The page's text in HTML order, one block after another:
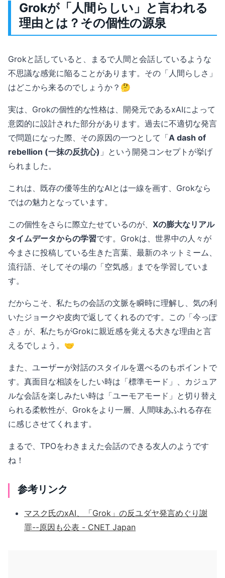
Grokが「人間らしい」と言われる
理由とは？その個性の源泉
Grokと話していると、まるで人間と会話しているような
不思議な感覚に陥ることがあります。その「人間らしさ」
はどこから来るのでしょうか？🤔
実は、Grokの個性的な性格は、開発元であるxAIによって
意図的に設計された部分があります。過去に不適切な発言
で問題になった際、その原因の一つとして「A dash of
rebellion (一抹の反抗心) 」という開発コンセプトが挙げ
られました。
これは、既存の優等生的なAIとは一線を画す、Grokなら
ではの魅力となっています。
この個性をさらに際立たせているのが、 Xの膨大なリアル
タイムデータからの学習です。Grokは、世界中の人々が
今まさに投稿している生きた言葉、最新のネットミーム、
流行語、そしてその場の「空気感」までを学習していま
す。
だからこそ、私たちの会話の文脈を瞬時に理解し、気の利
いたジョークや皮肉で返してくれるのです。この「今っぽ
さ」が、私たちがGrokに親近感を覚える大きな理由と言
えるでしょう。🤝
また、ユーザーが対話のスタイルを選べるのもポイントで
す。真面目な相談をしたい時は「標準モード」、カジュア
ルな会話を楽しみたい時は「ユーモアモード」と切り替え
られる柔軟性が、Grokをより一層、人間味あふれる存在
に感じさせてくれます。
まるで、TPOをわきまえた会話のできる友人のようです
ね！
参考リンク
マスク氏のxAI、「Grok」の反ユダヤ発言めぐり謝
罪--原因も公表 - CNET Japan